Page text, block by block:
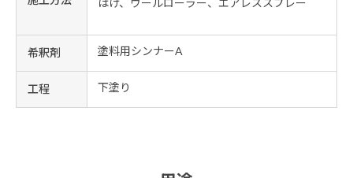
希釈剤 塗料用シンナーA
工程 下塗り